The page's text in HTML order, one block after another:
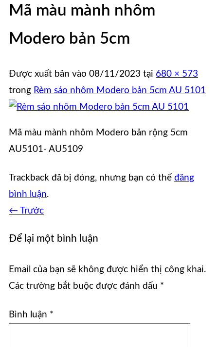
Mã màu mành nhôm
Modero bản 5cm
Được xuất bản vào 08/11/2023 tại 680 × 573
trong Rèm sáo nhôm Modero bản 5cm AU 5101
Mã màu mành nhôm Modero bản rộng 5cm
AU5101- AU5109
Trackback đã bị đóng, nhưng bạn có thể đăng
bình luận.
← Trước
Để lại một bình luận
Email của bạn sẽ không được hiển thị công khai.
Các trường bắt buộc được đánh dấu *
Bình luận *